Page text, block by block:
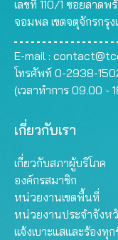
เลขที่ 110/1 ซอยลาด
จอมพล เขตจตุจักรกรุ
E-mail :
โทรศัพท์ 0-2938-
(เวลาทำการ 09.00 -
เกี่ยวกับเรา
เกี่ยวกับสภาผู้บริโภค
องค์กรสมาชิก
หน่วยงานเขตพื้นที่
หน่วยงานประจำจังห
แจ้งเบาะแสและร้องทุก